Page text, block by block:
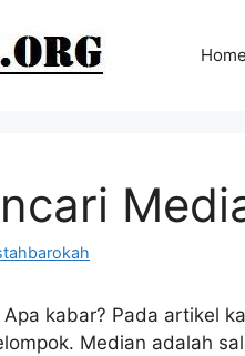
Home
kabar? Pada artikel
Median adalah